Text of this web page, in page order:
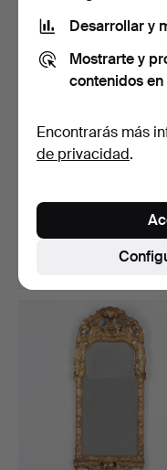
Imperio, siglo XIX.
Subastado 15 may 2026
Desarrollar y
Mostrarte y
contenidos
Encontrarás más
de privacidad.